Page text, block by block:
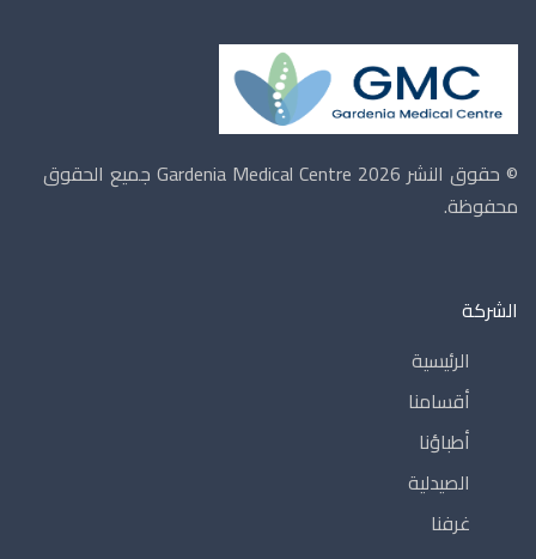
© حقوق النشر 2026 Gardenia Medical Centre
جميع الحقوق
محفوظة.
الشركة
الرئيسية
أقسامنا
أطباؤنا
الصيدلية
غرفنا